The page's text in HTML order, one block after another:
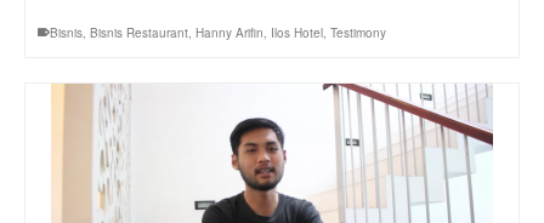
Bisnis Bisnis Restaurant Hanny Arifin Ilos Hotel Testimony